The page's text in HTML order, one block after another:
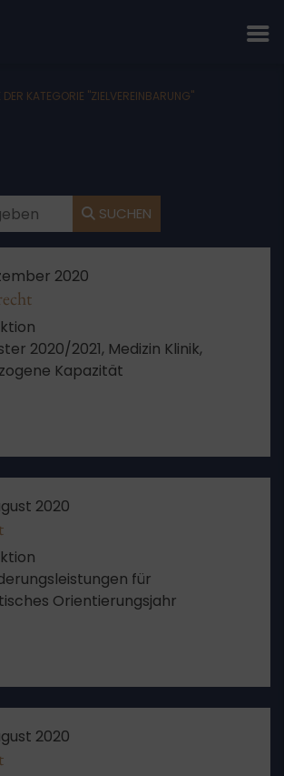
DER KATEGORIE "ZIELVEREINBARUNG"
SUCHEN
2020
2020/2021, Medizin Klinik,
Kapazität
2020
für
Orientierungsjahr
2020